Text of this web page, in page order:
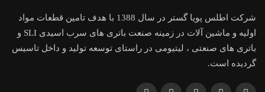
شرکت اطلس پویا گستر در سال 1388 با هدف تامین قطعات مواد
اولیه و ماشین آلات در زمینه صنعت باتری های سرب اسیدی SLI و
باتری های صنعتی ، لیتیومی در راستای توسعه تولید و داخل تاسیس
گردیده است.